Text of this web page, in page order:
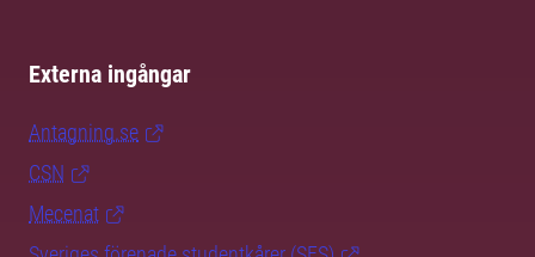
Externa ingångar
Antagning.se
CSN
Mecenat